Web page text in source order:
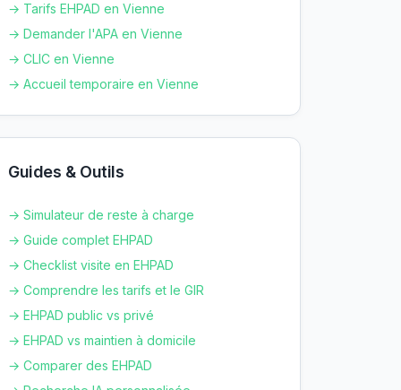
→ Tarifs EHPAD en Vienne
→ Demander l'APA en Vienne
→ CLIC en Vienne
→ Accueil temporaire en Vienne
Guides & Outils
→ Simulateur de reste à charge
→ Guide complet EHPAD
→ Checklist visite en EHPAD
→ Comprendre les tarifs et le GIR
→ EHPAD public vs privé
→ EHPAD vs maintien à domicile
→ Comparer des EHPAD